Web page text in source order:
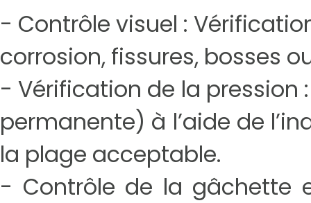
- Contrôle visuel :
corrosion, fissures, bosses
- Vérification de la pression
permanente) à l’aide de
la plage acceptable.
- Contrôle de la gâchette